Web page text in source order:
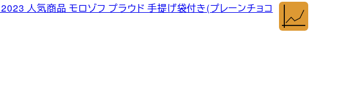
2023 人気商品 モロゾフ プラウド 手提げ袋付き(プレーンチョコ